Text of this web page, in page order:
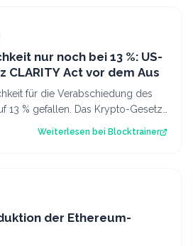
nur noch bei 13 %: US-
CLARITY Act vor dem Aus
für die Verabschiedung des
13 % gefallen. Das Krypto-Gesetz
Weiterlesen bei Blocktrainer
der Ethereum-